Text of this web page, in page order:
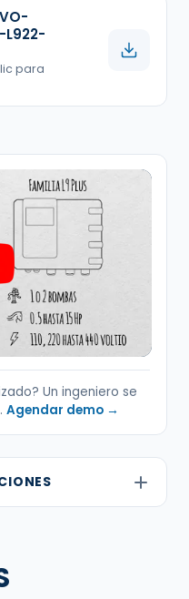
L922-
para
Un ingeniero se
Agendar demo →